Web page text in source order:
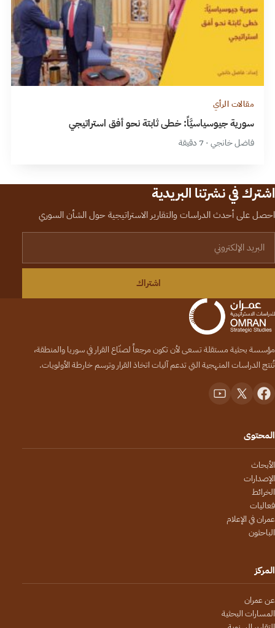
مقالات الرأي
سورية جيوسياسيَّاً: خطى ثابتة نحو أفق استراتيجي
فاضل خانجي · 7 دقيقة
اشترك في نشرتنا البريدية
احصل على أحدث الدراسات والتقارير الاستراتيجية حول الشأن السوري
اشتراك
مؤسسة بحثية مستقلة تسعى لأن تكون مرجعاً لصنّاع القرار في سوريا والمنطقة،
تُنتج الدراسات المنهجية التي تدعم آليات اتخاذ القرار وترسم خارطة الأولويات.
المحتوى
الأبحاث
الإصدارات
الخرائط
فعاليات
عمران في الإعلام
الباحثون
المركز
عن عمران
المسارات البحثية